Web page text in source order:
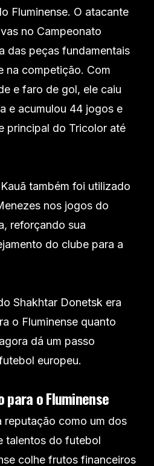
Fluminense. O atacante
no Campeonato
das peças fundamentais
na competição. Com
e faro de gol, ele caiu
e acumulou 44 jogos e
principal do Tricolor até
também foi utilizado
nos jogos do
reforçando sua
do clube para a
Shakhtar Donetsk era
o Fluminense quanto
dá um passo
europeu.
o Fluminense
reputação como um dos
talentos do futebol
colhe frutos financeiros